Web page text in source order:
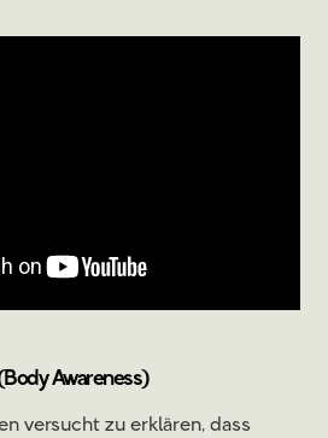
Awareness)
versucht zu erklären, dass